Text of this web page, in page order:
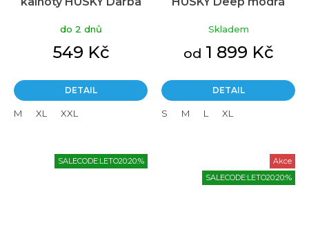
do 2 dnů
549 Kč
DETAIL
M XL XXL
Skladem
od 1 899 Kč
DETAIL
S M L XL
SALECODE:LETO20:20:%
Akce
SALECODE:LETO20:20:%